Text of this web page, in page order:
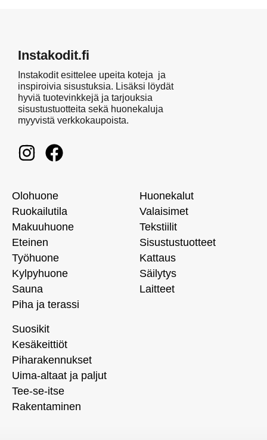
Instakodit.fi
Instakodit esittelee upeita koteja ja
inspiroivia sisustuksia. Lisäksi löydät
hyviä tuotevinkkejä ja tarjouksia
sisustustuotteita sekä huonekaluja
myyvistä verkkokaupoista.
Olohuone
Ruokailutila
Makuuhuone
Eteinen
Työhuone
Kylpyhuone
Sauna
Piha ja terassi
Huonekalut
Valaisimet
Tekstiilit
Sisustustuotteet
Kattaus
Säilytys
Laitteet
Suosikit
Kesäkeittiöt
Piharakennukset
Uima-altaat ja paljut
Tee-se-itse
Rakentaminen